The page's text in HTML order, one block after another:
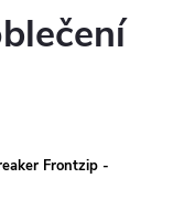
Frontzip -